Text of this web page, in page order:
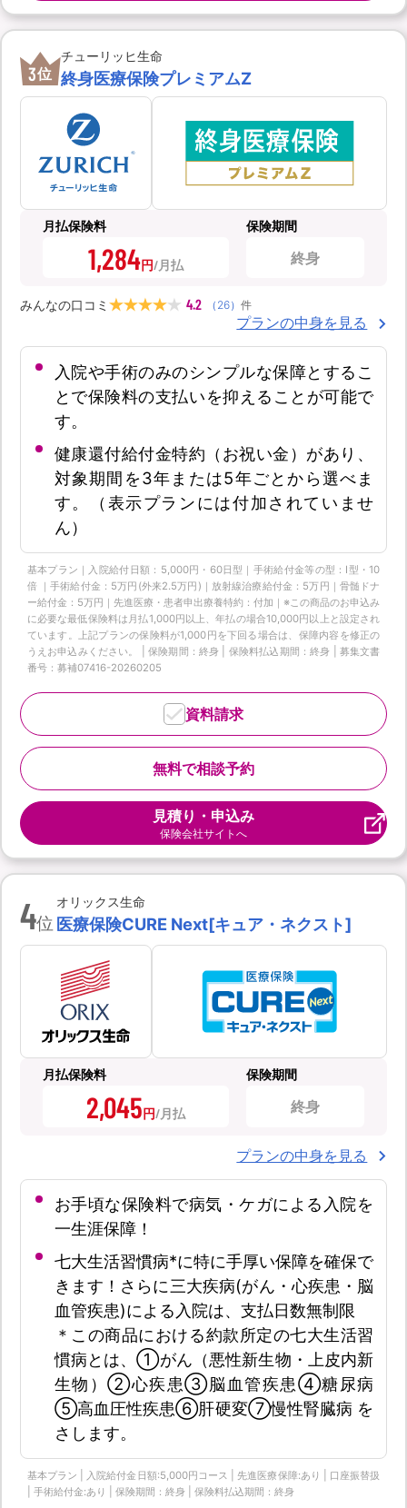
3位
チューリッヒ生命
終身医療保険プレミアムZ
月払保険料
1,284円
保険期間
終身
みんなの口コミ 4.2 （ 26） 件
プランの中身を見る
入院や手術のみのシンプルな保障とするこ
とで保険料の支払いを抑えることが可能で
す。
健康還付給付金特約（お祝い金）があり、
対象期間を3年または5年ごとから選べま
す。（表示プランには付加されていませ
ん）
基本プラン｜入院給付日額：5,000円・60日型｜手術給付金等の型：Ⅰ型・10
倍 ｜手術給付金：5万円(外来2.5万円)｜放射線治療給付金：5万円｜骨髄ドナ
ー給付金：5万円｜先進医療・患者申出療養特約：付加｜※この商品のお申込み
に必要な最低保険料は月払1,000円以上、年払の場合10,000円以上と設定され
ています。上記プランの保険料が1,000円を下回る場合は、保障内容を修正の
うえお申込みください。 | 保険期間：終身 | 保険料払込期間：終身 | 募集文書
番号：募補07416-20260205
無料で相談予約
資料請求
見積り・申込み
保険会社サイトへ
4位
オリックス生命
医療保険CURE Next[キュア・ネクスト]
月払保険料
2,045円
保険期間
終身
プランの中身を見る
お手頃な保険料で病気・ケガによる入院を
一生涯保障！
七大生活習慣病*に特に手厚い保障を確保で
きます！さらに三大疾病(がん・心疾患・脳
血管疾患)による入院は、支払日数無制限
＊この商品における約款所定の七大生活習
慣病とは、①がん（悪性新生物・上皮内新
生物）②心疾患③脳血管疾患④糖尿病
⑤高血圧性疾患⑥肝硬変⑦慢性腎臓病 を
さします。
基本プラン | 入院給付金日額:5,000円コース | 先進医療保障:あり | 口座振替扱
| 手術給付金:あり | 保険期間：終身 | 保険料払込期間：終身